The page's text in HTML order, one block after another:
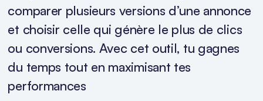
comparer plusieurs versions d’une annonce
et choisir celle qui génère le plus de clics
ou conversions. Avec cet outil, tu gagnes
du temps tout en maximisant tes
performances